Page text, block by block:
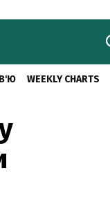
WEEKLY CHARTS